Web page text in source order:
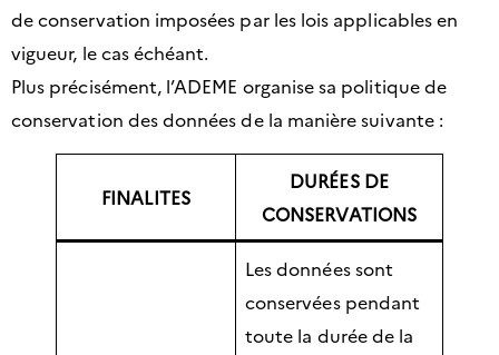
de conservation imposées par les lois applicables en
vigueur, le cas échéant.
Plus précisément, l’ADEME organise sa politique de
conservation des données de la manière suivante :
FINALITES
DURÉES DE
CONSERVATIONS
Les données sont
conservées pendant
toute la durée de la